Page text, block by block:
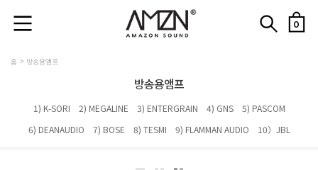
0
홈 방송용앰프
방송용앰프
1) K-SORI 2) MEGALINE 3) ENTERGRAIN 4) GNS
5) PASCOM
6) DEANAUDIO
7) BOSE 8) TESMI 9) FLAMMAN AUDIO 10）JBL